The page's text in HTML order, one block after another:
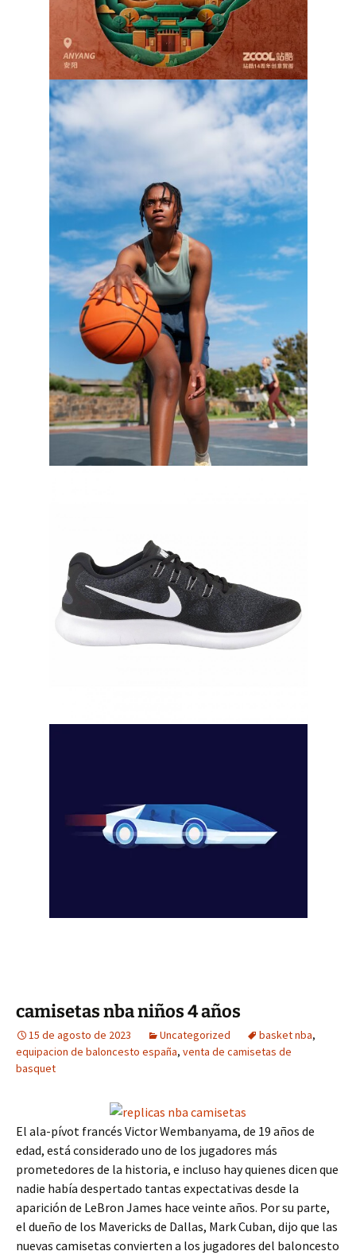
camisetas nba niños 4 años
15 de agosto de 2023 Uncategorized basket nba,
equipacion de baloncesto españa, venta de camisetas de
basquet
El ala-pívot francés Victor Wembanyama, de 19 años de
edad, está considerado uno de los jugadores más
prometedores de la historia, e incluso hay quienes dicen que
nadie había despertado tantas expectativas desde la
aparición de LeBron James hace veinte años. Por su parte,
el dueño de los Mavericks de Dallas, Mark Cuban, dijo que las
nuevas camisetas convierten a los jugadores del baloncesto